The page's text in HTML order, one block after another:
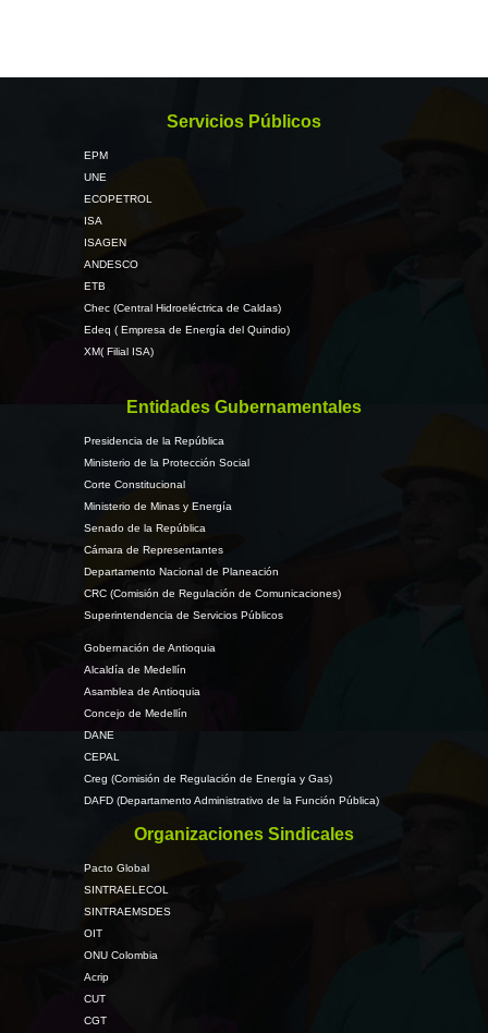
Servicios Públicos
EPM
UNE
ECOPETROL
ISA
ISAGEN
ANDESCO
ETB
Chec (Central Hidroeléctrica de Caldas)
Edeq ( Empresa de Energía del Quindio)
XM( Filial ISA)
Entidades Gubernamentales
Presidencia de la República
Ministerio de la Protección Social
Corte Constitucional
Ministerio de Minas y Energía
Senado de la República
Cámara de Representantes
Departamento Nacional de Planeación
CRC (Comisión de Regulación de Comunicaciones)
Superintendencia de Servicios Públicos
Gobernación de Antioquia
Alcaldía de Medellín
Asamblea de Antioquia
Concejo de Medellín
DANE
CEPAL
Creg (Comisión de Regulación de Energía y Gas)
DAFD (Departamento Administrativo de la Función Pública)
Organizaciones Sindicales
Pacto Global
SINTRAELECOL
SINTRAEMSDES
OIT
ONU Colombia
Acrip
CUT
CGT